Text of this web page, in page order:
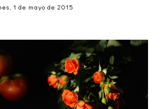
1 de mayo de 2015